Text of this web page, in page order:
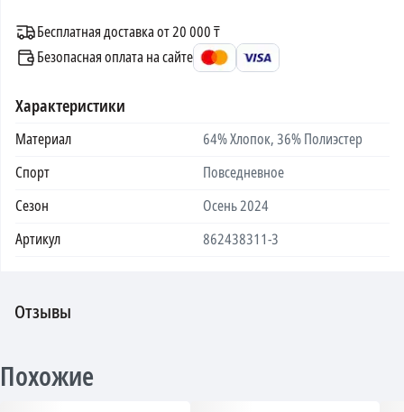
Бесплатная доставка от 20 000 ₸
Безопасная оплата на сайте
Характеристики
Материал
64% Хлопок, 36% Полиэстер
Спорт
Повседневное
Сезон
Осень 2024
Артикул
862438311-3
Отзывы
Похожие